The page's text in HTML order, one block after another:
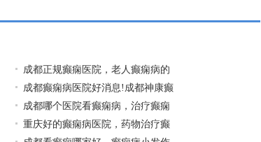
成都正规癫痫医院，老人癫痫病的
成都癫痫病医院好消息!成都神康癫
成都哪个医院看癫痫病，治疗癫痫
重庆好的癫痫病医院，药物治疗癫